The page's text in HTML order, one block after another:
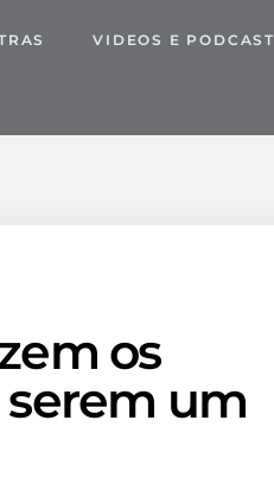
VIDEOS E PODCAST
os
um